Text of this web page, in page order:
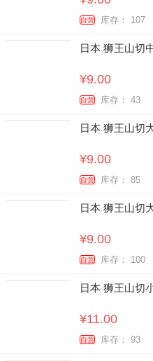
自营 库存： 107
日本 狮王山切
¥9.00
自营 库存： 43
日本 狮王山切
¥9.00
自营 库存： 85
日本 狮王山切
¥9.00
自营 库存： 100
日本 狮王山切
¥11.00
自营 库存： 93